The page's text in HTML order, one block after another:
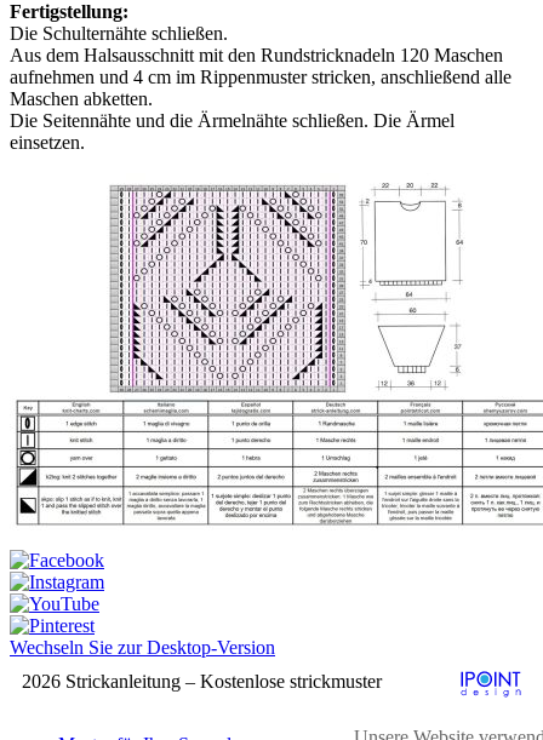
Fertigstellung:
Die Schulternähte schließen.
Aus dem Halsausschnitt mit den Rundstricknadeln 120 Maschen
aufnehmen und 4 cm im Rippenmuster stricken, anschließend alle
Maschen abketten.
Die Seitennähte und die Ärmelnähte schließen. Die Ärmel
einsetzen.
Wechseln Sie zur Desktop-Version
2026 Strickanleitung – Kostenlose strickmuster